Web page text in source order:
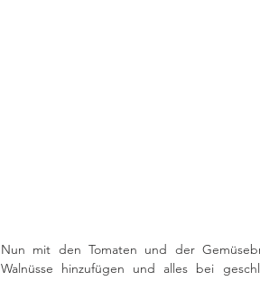
Nun mit den Tomaten und der
Walnüsse hinzufügen und alles bei